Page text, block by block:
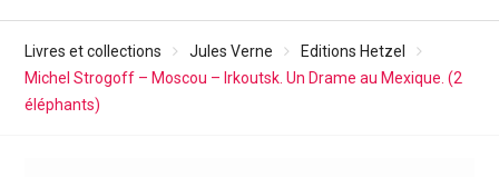
Livres et collections Jules Verne
Editions Hetzel
Michel Strogoff – Moscou – Irkoutsk. Un Drame au Mexique. (2
éléphants)